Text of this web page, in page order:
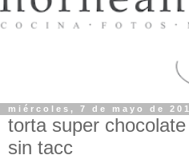
miércoles, 7 de mayo de
torta super
sin tacc